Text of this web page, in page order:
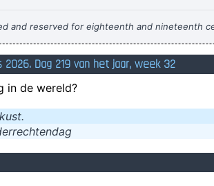
and reserved for eighteenth and nineteenth
dat het etablissement hedenavond
2026. Dag 219 van het jaar, week 32
in de wereld?